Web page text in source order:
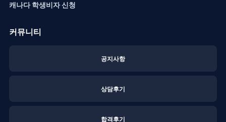
캐나다 학생비자 신청
커뮤니티
공지사항
상담후기
합격후기